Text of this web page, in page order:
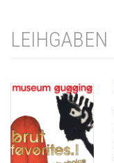
LEIHGABEN